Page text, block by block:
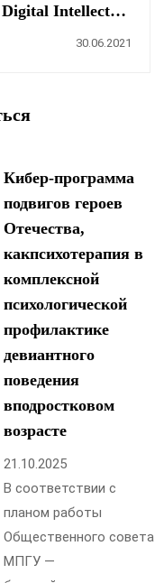
Digital Intellectual
Resources: 2021
30.06.2021
Кибер-программа
подвигов героев
Отечества,
какпсихотерапия в
комплексной
психологической
профилактике
девиантного
поведения
вподростковом
возрасте
21.10.2025
В соответствии с
планом работы
Общественного совета
МПГУ —